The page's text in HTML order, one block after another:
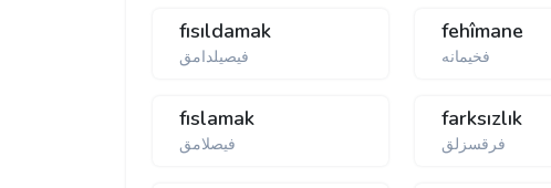
fısıldamak
فیصیلدامق
fehîmane
فخیمانه
fıslamak
فیصلامق
farksızlık
فرقسزلق